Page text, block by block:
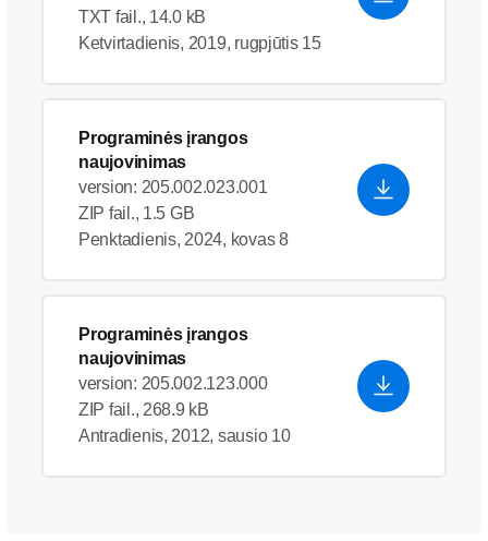
TXT fail., 14.0 kB
Ketvirtadienis, 2019, rugpjūtis 15
Programinės įrangos
naujovinimas
version: 205.002.023.001
ZIP fail., 1.5 GB
Penktadienis, 2024, kovas 8
Programinės įrangos
naujovinimas
version: 205.002.123.000
ZIP fail., 268.9 kB
Antradienis, 2012, sausio 10